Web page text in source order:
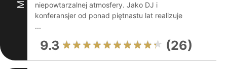
niepowtarzalnej atmosfery. Jako DJ i
konferansjer od ponad piętnastu lat realizuje
...
9.3 (26)